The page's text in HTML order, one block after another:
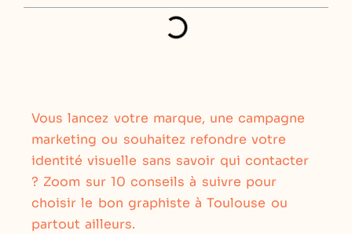
Vous lancez votre marque, une campagne
marketing ou souhaitez refondre votre
identité visuelle sans savoir qui contacter
? Zoom sur 10 conseils à suivre pour
choisir le bon graphiste à Toulouse ou
partout ailleurs.